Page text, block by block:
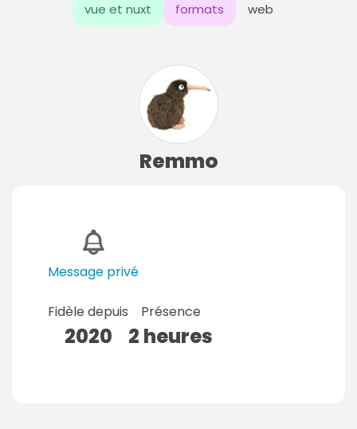
vue et nuxt formats web
Remmo
Message privé
Fidèle depuis
2020
Présence
2 heures